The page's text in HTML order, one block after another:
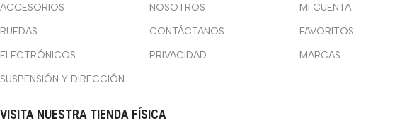
ACCESORIOS
RUEDAS
ELECTRÓNICOS
SUSPENSIÓN Y DIRECCIÓN
NOSOTROS
CONTÁCTANOS
PRIVACIDAD
MI CUENTA
FAVORITOS
MARCAS
VISITA NUESTRA TIENDA FÍSICA